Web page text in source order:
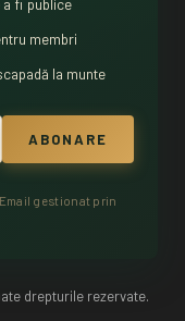
a fi publice
membri
la munte
gestionat prin
drepturile rezervate.